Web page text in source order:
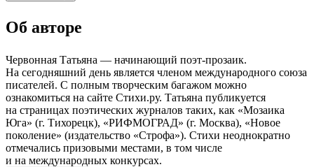
Об авторе
Червонная Татьяна — начинающий поэт-прозаик.
На сегодняшний день является членом международного союза
писателей. С полным творческим багажом можно
ознакомиться на сайте Стихи.ру. Татьяна публикуется
на страницах поэтических журналов таких, как «Мозаика
Юга» (г. Тихорецк), «РИФМОГРАД» (г. Москва), «Новое
поколение» (издательство «Строфа»). Стихи неоднократно
отмечались призовыми местами, в том числе
и на международных конкурсах.